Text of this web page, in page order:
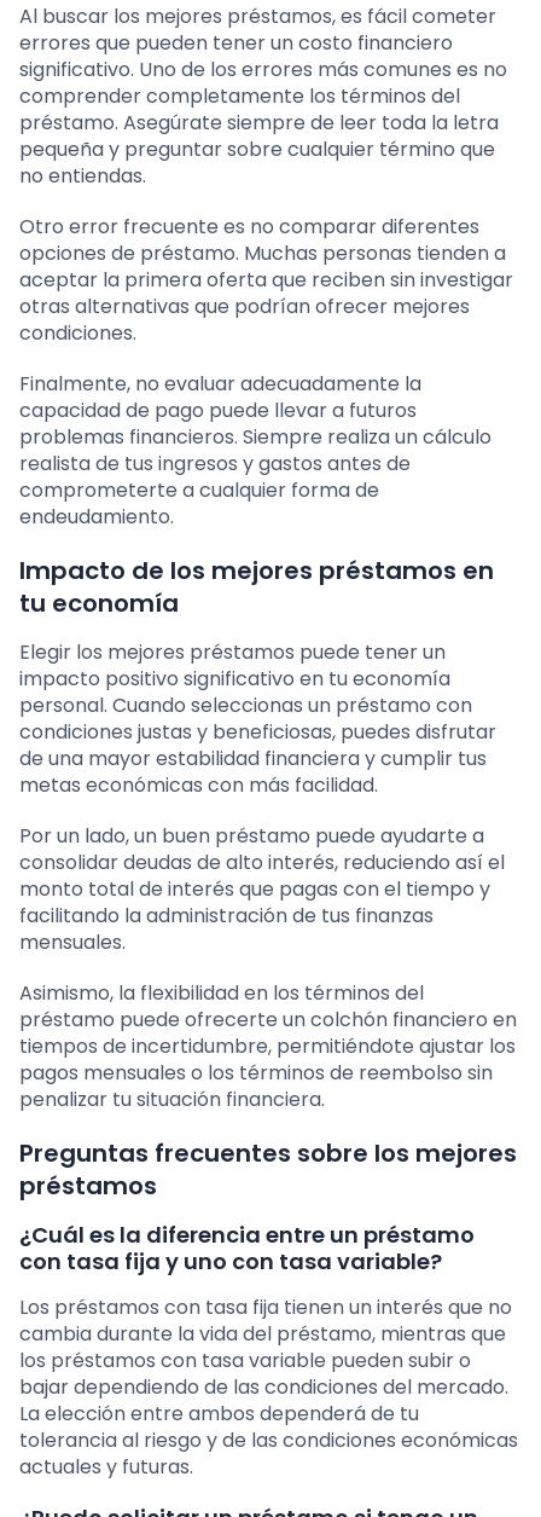
Al buscar los mejores préstamos, es fácil cometer
errores que pueden tener un costo financiero
significativo. Uno de los errores más comunes es no
comprender completamente los términos del
préstamo. Asegúrate siempre de leer toda la letra
pequeña y preguntar sobre cualquier término que
no entiendas.
Otro error frecuente es no comparar diferentes
opciones de préstamo. Muchas personas tienden a
aceptar la primera oferta que reciben sin investigar
otras alternativas que podrían ofrecer mejores
condiciones.
Finalmente, no evaluar adecuadamente la
capacidad de pago puede llevar a futuros
problemas financieros. Siempre realiza un cálculo
realista de tus ingresos y gastos antes de
comprometerte a cualquier forma de
endeudamiento.
Impacto de los mejores préstamos en
tu economía
Elegir los mejores préstamos puede tener un
impacto positivo significativo en tu economía
personal. Cuando seleccionas un préstamo con
condiciones justas y beneficiosas, puedes disfrutar
de una mayor estabilidad financiera y cumplir tus
metas económicas con más facilidad.
Por un lado, un buen préstamo puede ayudarte a
consolidar deudas de alto interés, reduciendo así el
monto total de interés que pagas con el tiempo y
facilitando la administración de tus finanzas
mensuales.
Asimismo, la flexibilidad en los términos del
préstamo puede ofrecerte un colchón financiero en
tiempos de incertidumbre, permitiéndote ajustar los
pagos mensuales o los términos de reembolso sin
penalizar tu situación financiera.
Preguntas frecuentes sobre los mejores
préstamos
¿Cuál es la diferencia entre un préstamo
con tasa fija y uno con tasa variable?
Los préstamos con tasa fija tienen un interés que no
cambia durante la vida del préstamo, mientras que
los préstamos con tasa variable pueden subir o
bajar dependiendo de las condiciones del mercado.
La elección entre ambos dependerá de tu
tolerancia al riesgo y de las condiciones económicas
actuales y futuras.